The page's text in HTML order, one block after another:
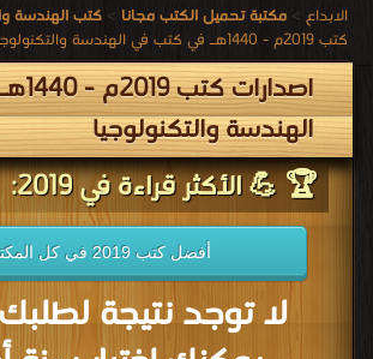
الابداع > مكتبة تحميل الكتب مجانا > كتب الهندسة
كتب 2019م - 1440هـ في كتب في الهندسة والتكنولوجيا
الهندسة والتكنولوجيا
🏆 💪 الأكثر قراءة في 2019:
أفضل كتب 2019 في كل المكتبة
لا توجد نتيجة لطلبك